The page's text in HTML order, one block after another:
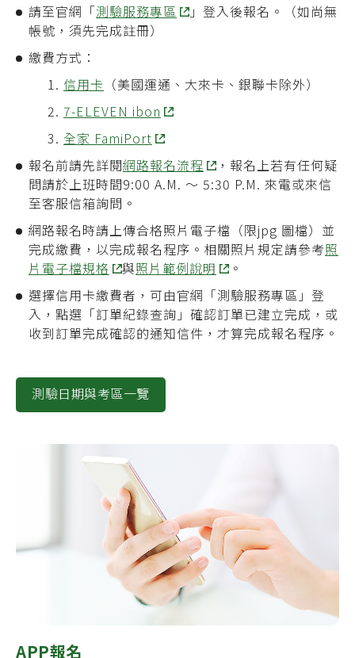
請至官網「測驗服務專區 」 登入後報名。（如尚無
帳號，須先完成註冊）
繳費方式：
信用卡 （美國運通、大來卡、銀聯卡除外）
7-ELEVEN ibon
全家 FamiPort
報名前請先詳閱網路報名流程
，報名上若有任何疑
問請於上班時間9:00 A.M. ～ 5:30 P.M. 來電或來信
至客服信箱詢問。
網路報名時請上傳合格照片電子檔（限jpg 圖檔）並
完成繳費，以完成報名程序。相關照片規定請參考照
片電子檔規格
與照片範例說明
。
選擇信用卡繳費者，可由官網「測驗服務專區」登
入，點選「訂單紀錄查詢」確認訂單已建立完成，或
收到訂單完成確認的通知信件，才算完成報名程序。
測驗日期與考區一覽
APP報名